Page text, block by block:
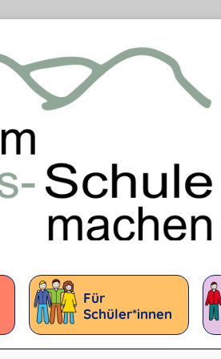
Für
Schüler*innen